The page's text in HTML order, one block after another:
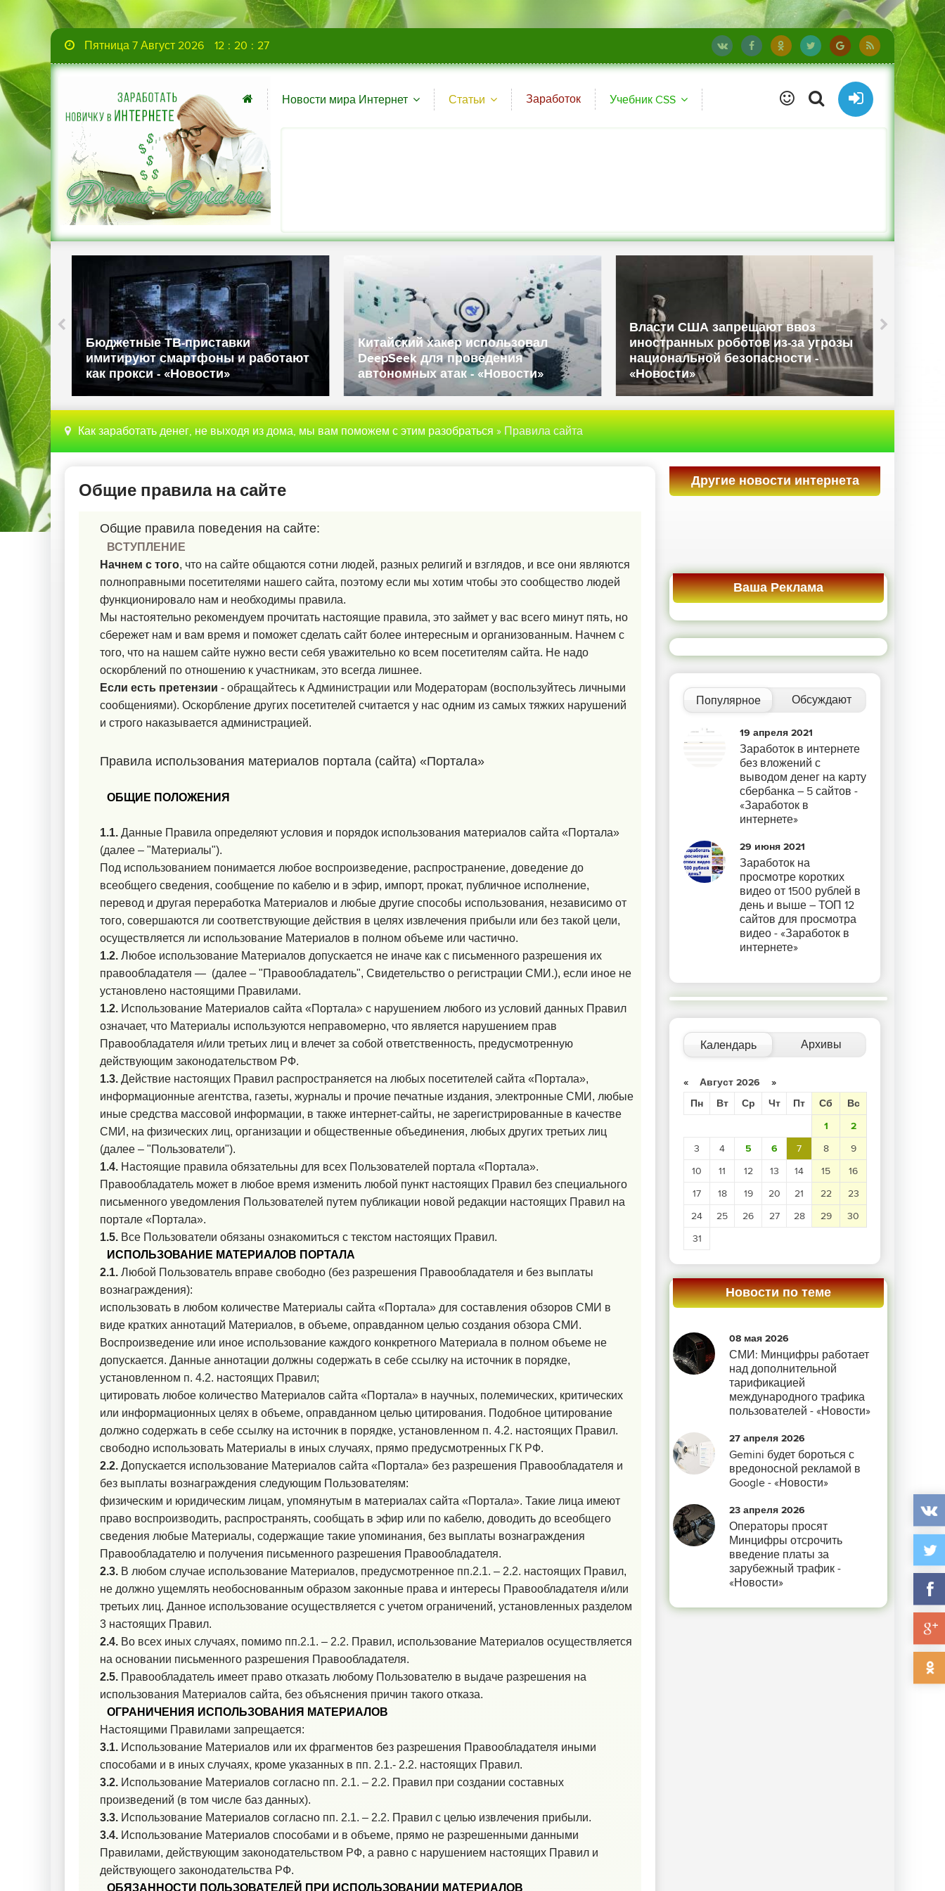
Пятница 7 Август 2026 12 : 20 : 28
Новости мира Интернет Статьи Заработок Учебник CSS
Бюджетные ТВ-приставки
имитируют смартфоны и работают
как прокси - «Новости»
Китайский хакер использовал
DeepSeek для проведения
автономных атак - «Новости»
Власти США запрещают ввоз
иностранных роботов из-за угрозы
национальной безопасности -
«Новости»
Как заработать денег, не выходя из дома, мы вам поможем с этим разобраться» Правила сайта
Общие правила на сайте
Общие правила поведения на сайте:
ВСТУПЛЕНИЕ
Начнем с того, что на сайте общаются сотни людей, разных религий и взглядов, и все они являются
полноправными посетителями нашего сайта, поэтому если мы хотим чтобы это сообщество людей
функционировало нам и необходимы правила.
Мы настоятельно рекомендуем прочитать настоящие правила, это займет у вас всего минут пять, но
сбережет нам и вам время и поможет сделать сайт более интересным и организованным. Начнем с
того, что на нашем сайте нужно вести себя уважительно ко всем посетителям сайта. Не надо
оскорблений по отношению к участникам, это всегда лишнее.
Если есть претензии - обращайтесь к Администрации или Модераторам (воспользуйтесь личными
сообщениями). Оскорбление других посетителей считается у нас одним из самых тяжких нарушений
и строго наказывается администрацией.
Правила использования материалов портала (сайта) «Портала»
ОБЩИЕ ПОЛОЖЕНИЯ
1.1. Данные Правила определяют условия и порядок использования материалов сайта «Портала»
(далее – "Материалы").
Под использованием понимается любое воспроизведение, распространение, доведение до
всеобщего сведения, сообщение по кабелю и в эфир, импорт, прокат, публичное исполнение,
перевод и другая переработка Материалов и любые другие способы использования, независимо от
того, совершаются ли соответствующие действия в целях извлечения прибыли или без такой цели,
осуществляется ли использование Материалов в полном объеме или частично.
1.2. Любое использование Материалов допускается не иначе как с письменного разрешения их
правообладателя — (далее – "Правообладатель", Свидетельство о регистрации СМИ.), если иное не
установлено настоящими Правилами.
1.2. Использование Материалов сайта «Портала» с нарушением любого из условий данных Правил
означает, что Материалы используются неправомерно, что является нарушением прав
Правообладателя и/или третьих лиц и влечет за собой ответственность, предусмотренную
действующим законодательством РФ.
1.3. Действие настоящих Правил распространяется на любых посетителей сайта «Портала»,
информационные агентства, газеты, журналы и прочие печатные издания, электронные СМИ, любые
иные средства массовой информации, в также интернет-сайты, не зарегистрированные в качестве
СМИ, на физических лиц, организации и общественные объединения, любых других третьих лиц
(далее – "Пользователи").
1.4. Настоящие правила обязательны для всех Пользователей портала «Портала».
Правообладатель может в любое время изменить любой пункт настоящих Правил без специального
письменного уведомления Пользователей путем публикации новой редакции настоящих Правил на
портале «Портала».
1.5. Все Пользователи обязаны ознакомиться с текстом настоящих Правил.
ИСПОЛЬЗОВАНИЕ МАТЕРИАЛОВ ПОРТАЛА
2.1. Любой Пользователь вправе свободно (без разрешения Правообладателя и без выплаты
вознаграждения):
использовать в любом количестве Материалы сайта «Портала» для составления обзоров СМИ в
виде кратких аннотаций Материалов, в объеме, оправданном целью создания обзора СМИ.
Воспроизведение или иное использование каждого конкретного Материала в полном объеме не
допускается. Данные аннотации должны содержать в себе ссылку на источник в порядке,
установленном п. 4.2. настоящих Правил;
цитировать любое количество Материалов сайта «Портала» в научных, полемических, критических
или информационных целях в объеме, оправданном целью цитирования. Подобное цитирование
должно содержать в себе ссылку на источник в порядке, установленном п. 4.2. настоящих Правил.
свободно использовать Материалы в иных случаях, прямо предусмотренных ГК РФ.
2.2. Допускается использование Материалов сайта «Портала» без разрешения Правообладателя и
без выплаты вознаграждения следующим Пользователям:
физическим и юридическим лицам, упомянутым в материалах сайта «Портала». Такие лица имеют
право воспроизводить, распространять, сообщать в эфир или по кабелю, доводить до всеобщего
сведения любые Материалы, содержащие такие упоминания, без выплаты вознаграждения
Правообладателю и получения письменного разрешения Правообладателя.
2.3. В любом случае использование Материалов, предусмотренное пп.2.1. – 2.2. настоящих Правил,
не должно ущемлять необоснованным образом законные права и интересы Правообладателя и/или
третьих лиц. Данное использование осуществляется с учетом ограничений, установленных разделом
3 настоящих Правил.
2.4. Во всех иных случаях, помимо пп.2.1. – 2.2. Правил, использование Материалов осуществляется
на основании письменного разрешения Правообладателя.
2.5. Правообладатель имеет право отказать любому Пользователю в выдаче разрешения на
использования Материалов сайта, без объяснения причин такого отказа.
ОГРАНИЧЕНИЯ ИСПОЛЬЗОВАНИЯ МАТЕРИАЛОВ
Настоящими Правилами запрещается:
3.1. Использование Материалов или их фрагментов без разрешения Правообладателя иными
способами и в иных случаях, кроме указанных в пп. 2.1.- 2.2. настоящих Правил.
3.2. Использование Материалов согласно пп. 2.1. – 2.2. Правил при создании составных
произведений (в том числе баз данных).
3.3. Использование Материалов согласно пп. 2.1. – 2.2. Правил с целью извлечения прибыли.
3.4. Использование Материалов способами и в объеме, прямо не разрешенными данными
Правилами, действующим законодательством РФ, а равно с нарушением настоящих Правил и
действующего законодательства РФ.
ОБЯЗАННОСТИ ПОЛЬЗОВАТЕЛЕЙ ПРИ ИСПОЛЬЗОВАНИИ МАТЕРИАЛОВ
Другие новости интернета
Ваша Реклама
Популярное Обсуждают
19 апреля 2021
Заработок в интернете
без вложений с
выводом денег на карту
сбербанка – 5 сайтов -
«Заработок в
интернете»
29 июня 2021
Заработок на
просмотре коротких
видео от 1500 рублей в
день и выше – ТОП 12
сайтов для просмотра
видео - «Заработок в
интернете»
Календарь Архивы
« Август 2026 »
Пн
Вт Ср Чт Пт Сб
Вс
1
2
3
4 5 6 7 8
9
10
11 12 13 14 15
16
17
18 19 20 21 22
23
24
25 26 27 28 29
30
31
Новости по теме
08 мая 2026
СМИ: Минцифры работает
над дополнительной
тарификацией
международного трафика
пользователей - «Новости»
27 апреля 2026
Gemini будет бороться с
вредоносной рекламой в
Google - «Новости»
23 апреля 2026
Операторы просят
Минцифры отсрочить
введение платы за
зарубежный трафик -
«Новости»